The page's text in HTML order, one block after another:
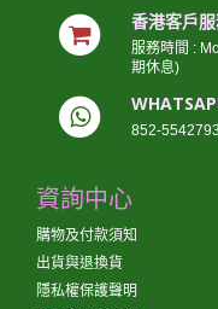
香港客戶
服務時間 :
期休息)
852-
資詢中心
購物及付款須知
出貨與退換貨
隱私權保護聲明